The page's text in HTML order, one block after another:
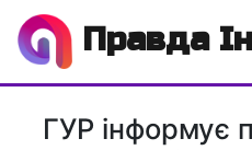
Правда
ГУР інформує